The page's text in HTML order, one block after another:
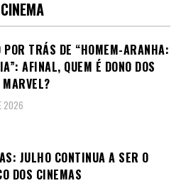
CINEMA
POR TRÁS DE “HOMEM-ARANHA:
AFINAL, QUEM É DONO DOS
2026
JULHO CONTINUA A SER O
DOS CINEMAS